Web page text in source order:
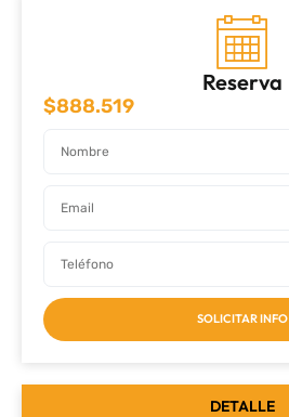
DETALLE
Reserva
$888.519
SOLICITAR INFO